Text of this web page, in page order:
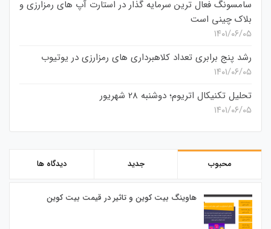
سامسونگ فعال‌ ترین سرمایه‌ گذار در استارت‌ آپ‌ های رمزارزی و
بلاک چینی است
۱۴۰۱/۰۶/۰۵
رشد پنج برابری تعداد کلاهبرداری های رمزارزی در یوتیوب
۱۴۰۱/۰۶/۰۵
تحلیل تکنیکال اتریوم؛ دوشنبه 28 شهریور
۱۴۰۱/۰۶/۰۵
محبوب جدید دیدگاه ها
هاوینگ بیت کوین و تاثیر در قیمت بیت کوین